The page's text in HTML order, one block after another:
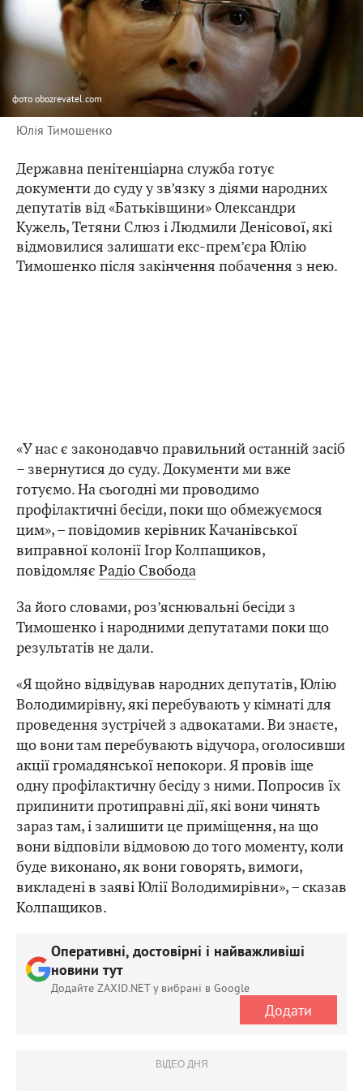
фото obozrevatel.com
Юлія Тимошенко
Державна пенітенціарна служба готує
документи до суду у зв’язку з діями народних
депутатів від «Батьківщини» Олександри
Кужель, Тетяни Слюз і Людмили Денісової, які
відмовилися залишати екс-прем’єра Юлію
Тимошенко після закінчення побачення з нею.
«У нас є законодавчо правильний останній засіб
– звернутися до суду. Документи ми вже
готуємо. На сьогодні ми проводимо
профілактичні бесіди, поки що обмежуємося
цим», – повідомив керівник Качанівської
виправної колонії Ігор Колпащиков,
повідомляє Радіо Свобода
За його словами, роз’яснювальні бесіди з
Тимошенко і народними депутатами поки що
результатів не дали.
«Я щойно відвідував народних депутатів, Юлію
Володимирівну, які перебувають у кімнаті для
проведення зустрічей з адвокатами. Ви знаєте,
що вони там перебувають відучора, оголосивши
акції громадянської непокори. Я провів іще
одну профілактичну бесіду з ними. Попросив їх
припинити протиправні дії, які вони чинять
зараз там, і залишити це приміщення, на що
вони відповіли відмовою до того моменту, коли
буде виконано, як вони говорять, вимоги,
викладені в заяві Юлії Володимирівни», – сказав
Колпащиков.
Оперативні, достовірні і найважливіші
новини тут
Додайте ZAXID.NET у вибрані в Google
Додати
ВІДЕО ДНЯ